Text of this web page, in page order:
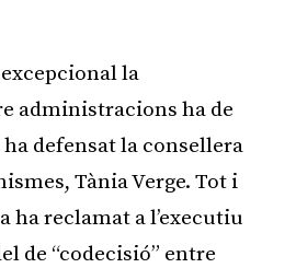
la
administracions ha de
ha defensat la consellera
Tània Verge. Tot i
ha reclamat a l’executiu
de “codecisió” entre